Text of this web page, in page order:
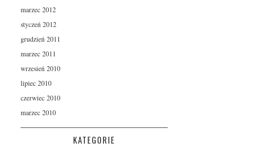
marzec 2012
styczeń 2012
grudzień 2011
marzec 2011
wrzesień 2010
lipiec 2010
czerwiec 2010
marzec 2010
KATEGORIE